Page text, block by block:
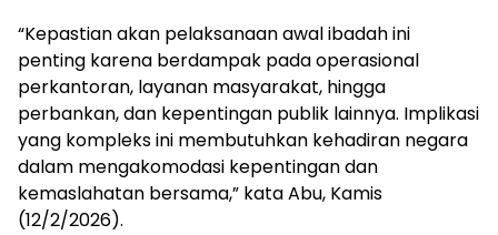
“Kepastian akan pelaksanaan awal ibadah ini
penting karena berdampak pada operasional
perkantoran, layanan masyarakat, hingga
perbankan, dan kepentingan publik lainnya. Implikasi
yang kompleks ini membutuhkan kehadiran negara
dalam mengakomodasi kepentingan dan
kemaslahatan bersama,” kata Abu, Kamis
(12/2/2026).